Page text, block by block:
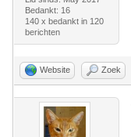
Bedankt: 16
140 x bedankt in 120
berichten
Website Zoek